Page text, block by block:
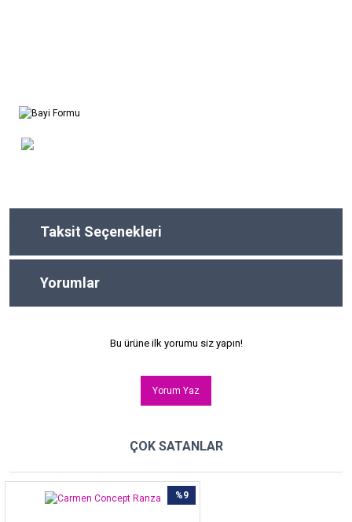
Taksit Seçenekleri
Yorumlar
Bu ürüne ilk yorumu siz yapın!
Yorum Yaz
ÇOK SATANLAR
%9